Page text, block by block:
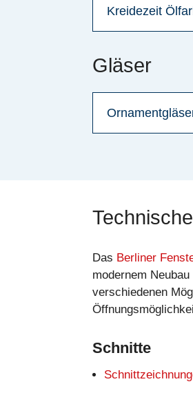
Kreidezeit
Gläser
Das Berliner
modernem
verschiedenen
Schnitte